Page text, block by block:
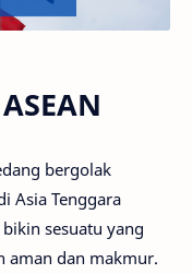
bergolak
Asia Tenggara
sesuatu yang
aman dan makmur.